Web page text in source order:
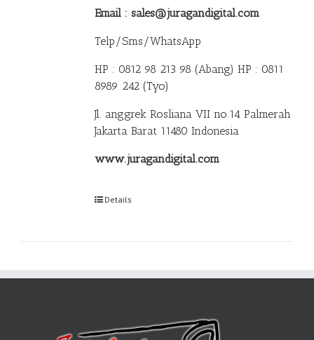
Email : sales@juragandigital.com
Telp/Sms/WhatsApp
HP : 0812 98 213 98 (Abang) HP : 0811
8989 242 (Tyo)
Jl. anggrek Rosliana VII no.14 Palmerah
Jakarta Barat 11480 Indonesia
www.juragandigital.com
Details